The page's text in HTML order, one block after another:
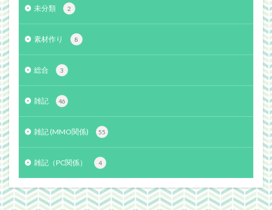
未分類 2
素材作り 8
総合 3
雑記 46
雑記 (MMO関係) 55
雑記（PC関係） 4